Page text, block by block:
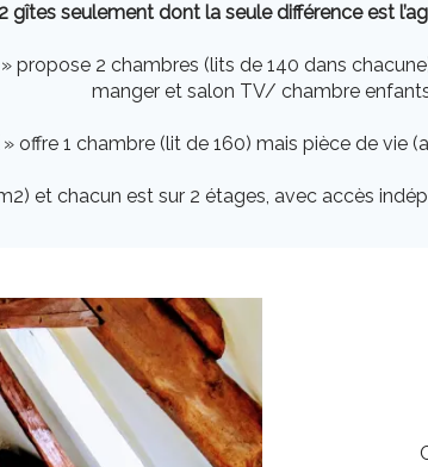
2 gîtes seulement dont la seule différence est
propose 2 chambres (lits de 140 dans
manger et salon TV/ chambre
» offre 1 chambre (lit de 160) mais pièce de vie
et chacun est sur 2 étages, avec accès